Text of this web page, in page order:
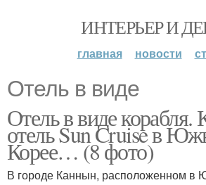
ИНТЕРЬЕР И
главная новости
Отель в виде
Отель в виде корабля.
отель Sun Cruise в
Корее… (8 фото)
В городе Каннын, расположенном в